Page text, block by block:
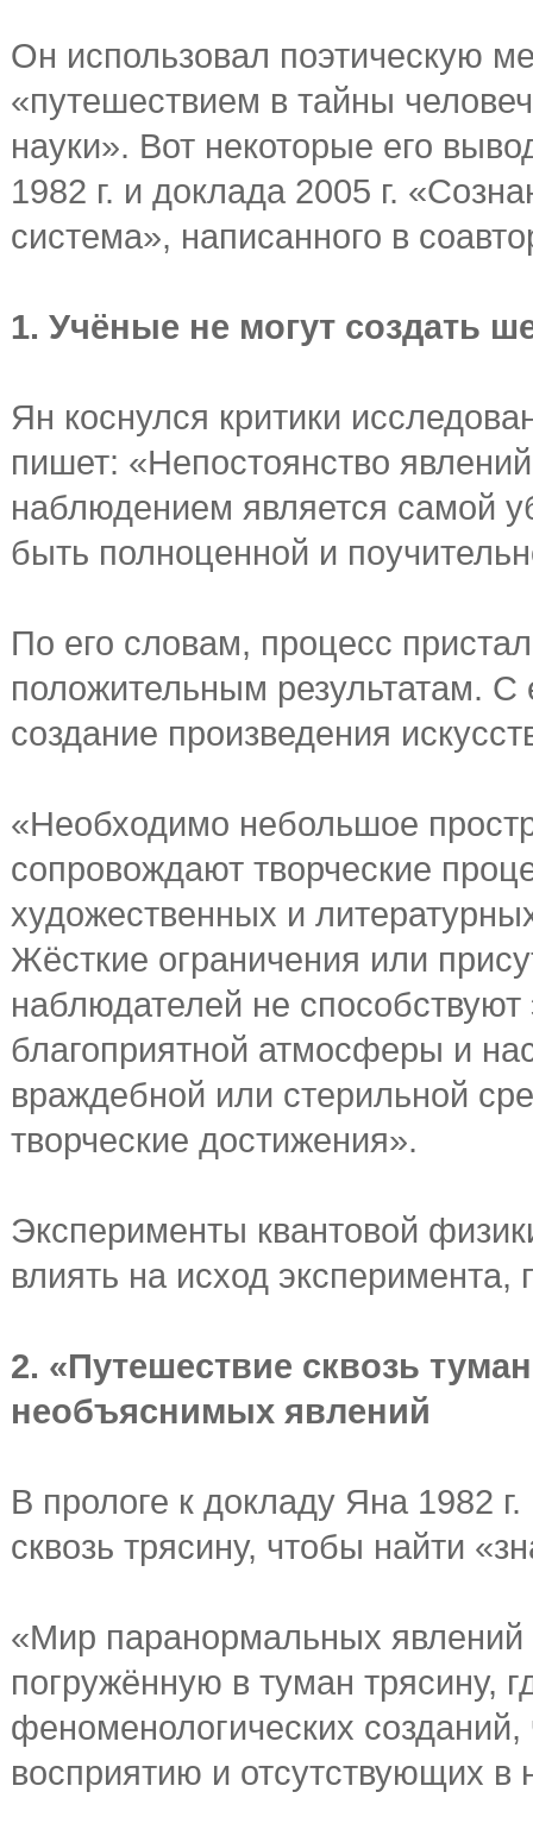
Он использовал поэтическую
«путешествием в тайны
науки». Вот некоторые его
1982 г. и доклада 2005 г.
система», написанного в
1. Учёные не могут создать
Ян коснулся критики
пишет: «Непостоянство
наблюдением является самой
быть полноценной и
По его словам, процесс
положительным результатам. С
создание произведения
«Необходимо небольшое
сопровождают творческие
художественных и
Жёсткие ограничения или
наблюдателей не
благоприятной атмосферы и
враждебной или стерильной
творческие достижения».
Эксперименты квантовой
влиять на исход
2. «Путешествие сквозь
необъяснимых явлений
В прологе к докладу Яна 1982
сквозь трясину, чтобы найти
«Мир паранормальных
погружённую в туман трясину,
феноменологических
восприятию и отсутствующих в